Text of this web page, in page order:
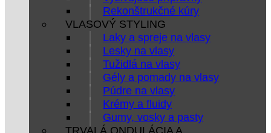
Rekonštrukčné kúry
VLASOVÝ STYLING
Laky a spreje na vlasy
Lesky na vlasy
Tužidlá na vlasy
Gély a pomady na vlasy
Púdre na vlasy
Krémy a fluidy
Gumy, vosky a pasty
TRVALÁ ONDULÁCIA A